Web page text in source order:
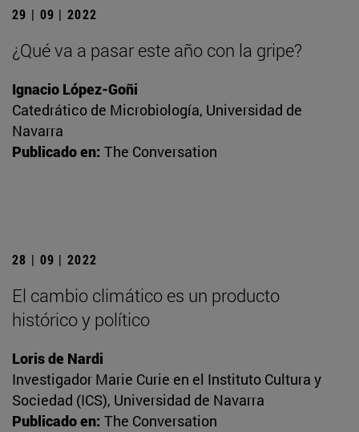
29 | 09 | 2022
¿Qué va a pasar este año con la gripe?
Ignacio López-Goñi
Catedrático de Microbiología, Universidad de
Navarra
Publicado en: The Conversation
28 | 09 | 2022
El cambio climático es un producto
histórico y político
Loris de Nardi
Investigador Marie Curie en el Instituto Cultura y
Sociedad (ICS), Universidad de Navarra
Publicado en: The Conversation